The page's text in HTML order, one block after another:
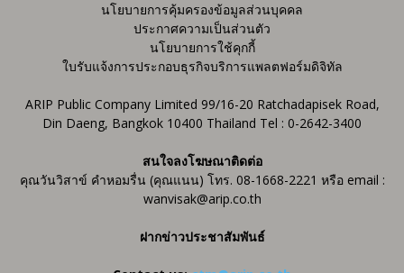
นโยบายการคุ้มครองข้อมูลส่วนบุคคล
ประกาศความเป็นส่วนตัว
นโยบายการใช้คุกกี้
ใบรับแจ้งการประกอบธุรกิจบริการแพลตฟอร์มดิจิทัล
ARIP Public Company Limited 99/16-20 Ratchadapisek Road,
Din Daeng, Bangkok 10400 Thailand Tel : 0-2642-3400
สนใจลงโฆษณาติดต่อ
คุณวันวิสาข์ คำหอมรื่น (คุณแนน) โทร. 08-1668-2221 หรือ email :
wanvisak@arip.co.th
ฝากข่าวประชาสัมพันธ์